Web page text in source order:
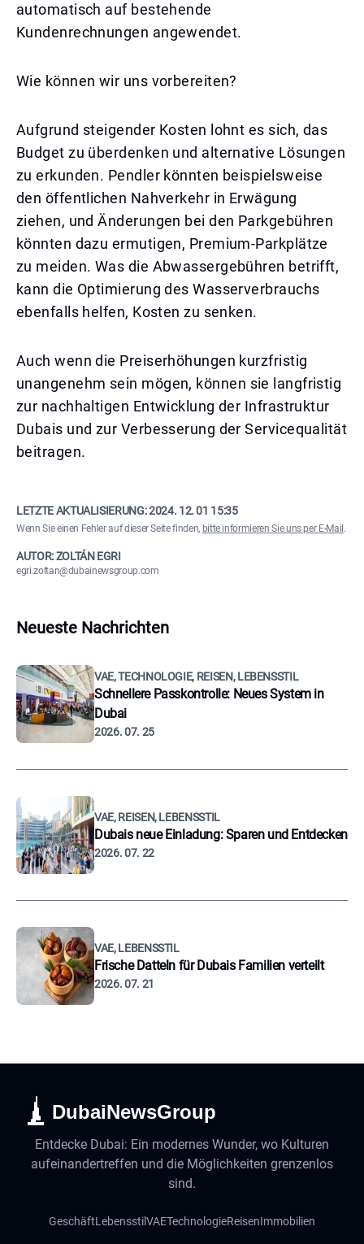
automatisch auf bestehende
Kundenrechnungen angewendet.
Wie können wir uns vorbereiten?
Aufgrund steigender Kosten lohnt es sich, das
Budget zu überdenken und alternative Lösungen
zu erkunden. Pendler könnten beispielsweise
den öffentlichen Nahverkehr in Erwägung
ziehen, und Änderungen bei den Parkgebühren
könnten dazu ermutigen, Premium-Parkplätze
zu meiden. Was die Abwassergebühren betrifft,
kann die Optimierung des Wasserverbrauchs
ebenfalls helfen, Kosten zu senken.
Auch wenn die Preiserhöhungen kurzfristig
unangenehm sein mögen, können sie langfristig
zur nachhaltigen Entwicklung der Infrastruktur
Dubais und zur Verbesserung der Servicequalität
beitragen.
LETZTE AKTUALISIERUNG:2024. 12. 01 15:35
Wenn Sie einen Fehler auf dieser Seite finden, bitte informieren Sie uns per E-Mail .
AUTOR: ZOLTÁN EGRI
egri.zoltan@dubainewsgroup.com
Neueste Nachrichten
VAE, TECHNOLOGIE, REISEN, LEBENSSTIL
Schnellere Passkontrolle: Neues System in
Dubai
2026. 07. 25
VAE, REISEN, LEBENSSTIL
Dubais neue Einladung: Sparen und Entdecken
2026. 07. 22
VAE, LEBENSSTIL
Frische Datteln für Dubais Familien verteilt
2026. 07. 21
DubaiNewsGroup
Entdecke Dubai: Ein modernes Wunder, wo Kulturen
aufeinandertreffen und die Möglichkeiten grenzenlos
sind.
GeschäftLebensstilVAETechnologieReisenImmobilien